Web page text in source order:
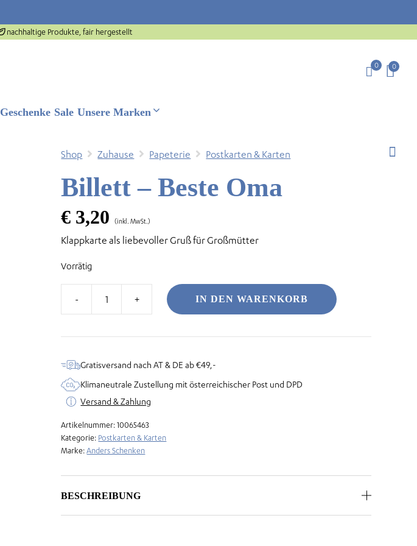
nachhaltige Produkte, fair hergestellt
0 0
Geschenke Sale Unsere Marken
Shop Zuhause Papeterie Postkarten & Karten
Billett – Beste Oma
€ 3,20 (inkl. MwSt.)
Klappkarte als liebevoller Gruß für Großmütter
Vorrätig
Beste
Menge
IN DEN WARENKORB
Gratisversand nach AT & DE ab €49,-
Klimaneutrale Zustellung mit österreichischer Post und DPD
Versand & Zahlung
Artikelnummer:10065463
Kategorie: Postkarten & Karten
Marke:Anders Schenken
BESCHREIBUNG